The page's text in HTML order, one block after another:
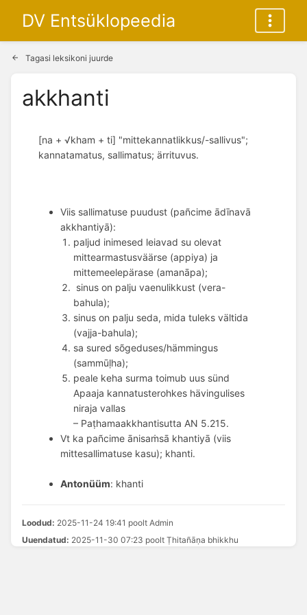
DV Entsüklopeedia
Tagasi leksikoni juurde
akkhanti
[na + √kham + ti] "mittekannatlikkus/-sallivus";
kannatamatus, sallimatus; ärrituvus.
Viis sallimatuse puudust (pañcime ādīnavā
akkhantiyā):
paljud inimesed leiavad su olevat
mittearmastusväärse (appiya) ja
mittemeelepärase (amanāpa);
bahula);
sinus on palju seda, mida tuleks vältida
(vajja-bahula);
sa sured sõgeduses/hämmingus
(sammūḷha);
peale keha surma toimub uus sünd
Apaaja kannatusterohkes hävingulises
niraja vallas
– Paṭhamaakkhantisutta AN 5.215.
Vt ka pañcime ānisaṁsā khantiyā (viis
mittesallimatuse kasu); khanti.
Antonüüm: khanti
Loodud: 2025-11-24 19:41 poolt Admin
Uuendatud: 2025-11-30 07:23 poolt Ṭhitañāṇa bhikkhu